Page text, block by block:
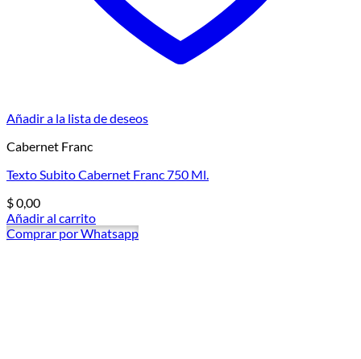
Añadir a la lista de deseos
Cabernet Franc
Texto Subito Cabernet Franc 750 Ml.
$0,00
Añadir al carrito
Comprar por Whatsapp